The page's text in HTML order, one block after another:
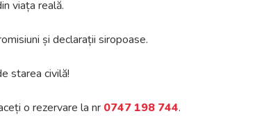
viața reală.
și declarații siropoase.
starea civilă!
o rezervare la nr 0747 198 744.